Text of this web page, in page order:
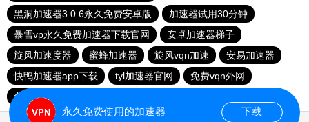
黑洞加速器3.0.6永久免费安卓版
加速器试用30分钟
暴雪vp永久免费加速器下载官网
安卓加速器梯子
旋风加速度器
蜜蜂加速器 旋风vqn加速
安易加速器
快鸭加速器app下载
tyl加速器官网
免费vqn外网
免费VP加速器
永久免费使用的加速器 下载